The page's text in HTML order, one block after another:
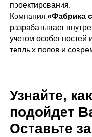
проектирования.
Компания «Фабрика
разрабатывает
учетом особенностей
теплых полов и
Узнайте,
подойдет
Оставьте